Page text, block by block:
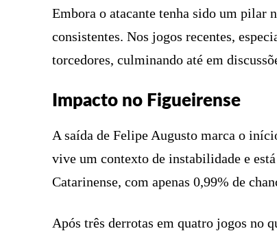
Embora o atacante tenha sido um pilar
consistentes. Nos jogos recentes,
torcedores, culminando até em
Impacto no Figueirense
A saída de Felipe Augusto marca o
vive um contexto de instabilidade e
Catarinense, com apenas 0,99% de
Após três derrotas em quatro jogos no